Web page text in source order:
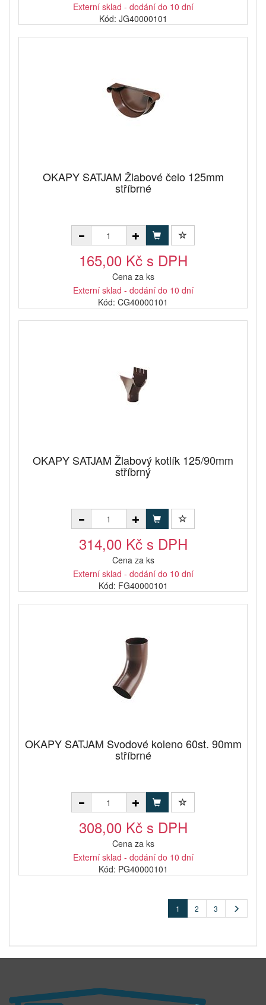
Externí sklad - dodání do 10 dní
Kód: JG40000101
OKAPY SATJAM Žlabové čelo 125mm
stříbrné
165,00 Kč s DPH
Cena za ks
Externí sklad - dodání do 10 dní
Kód: CG40000101
OKAPY SATJAM Žlabový kotlík 125/90mm
stříbrný
314,00 Kč s DPH
Cena za ks
Externí sklad - dodání do 10 dní
Kód: FG40000101
OKAPY SATJAM Svodové koleno 60st. 90mm
stříbrné
308,00 Kč s DPH
Cena za ks
Externí sklad - dodání do 10 dní
Kód: PG40000101
1 2 3